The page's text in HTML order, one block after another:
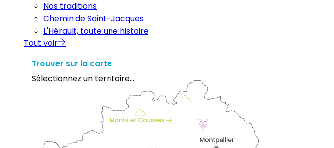
Nos traditions
Chemin de Saint-Jacques
L'Hérault, toute une histoire
Tout voir
Trouver sur la carte
Sélectionnez un territoire...